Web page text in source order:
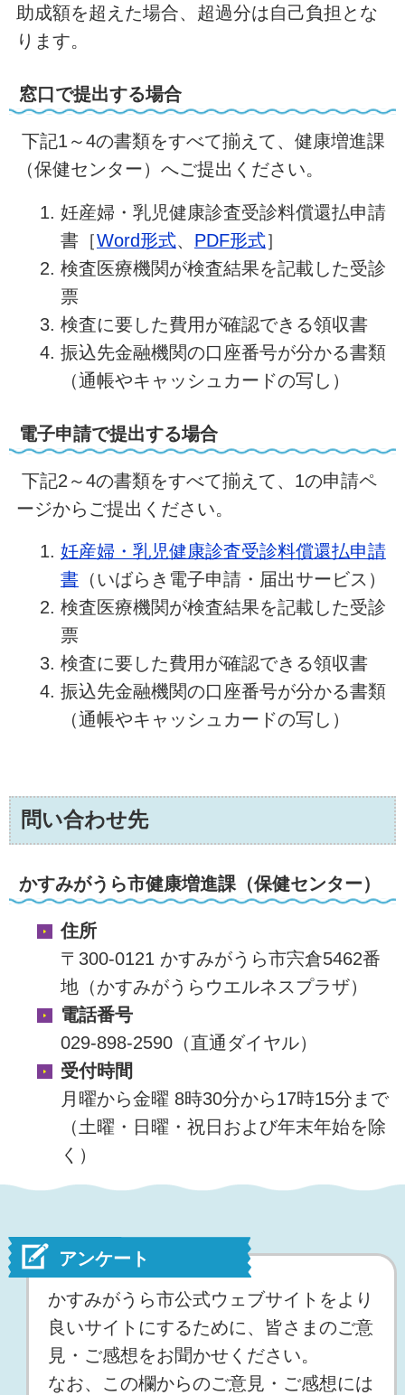
助成額を超えた場合、超過分は自己負担とな
ります。
窓口で提出する場合
下記1～4の書類をすべて揃えて、健康増進課
（保健センター）へご提出ください。
妊産婦・乳児健康診査受診料償還払申請
書［Word形式、 PDF形式］
検査医療機関が検査結果を記載した受診
票
検査に要した費用が確認できる領収書
振込先金融機関の口座番号が分かる書類
（通帳やキャッシュカードの写し）
電子申請で提出する場合
下記2～4の書類をすべて揃えて、1の申請ペ
ージからご提出ください。
妊産婦・乳児健康診査受診料償還払申請
書（いばらき電子申請・届出サービス）
検査医療機関が検査結果を記載した受診
票
検査に要した費用が確認できる領収書
振込先金融機関の口座番号が分かる書類
（通帳やキャッシュカードの写し）
問い合わせ先
かすみがうら市健康増進課（保健センター）
住所
〒300-0121 かすみがうら市宍倉5462番
地（かすみがうらウエルネスプラザ）
電話番号
029-898-2590（直通ダイヤル）
受付時間
月曜から金曜 8時30分から17時15分まで
（土曜・日曜・祝日および年末年始を除
く）
アンケート
かすみがうら市公式ウェブサイトをより
良いサイトにするために、皆さまのご意
見・ご感想をお聞かせください。
なお、この欄からのご意見・ご感想には